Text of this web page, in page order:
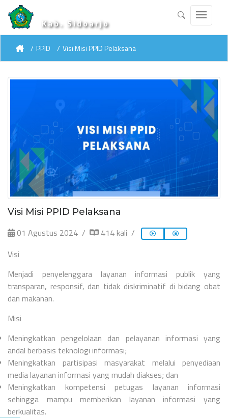
Kab. Sidoarjo
PPID Visi Misi PPID Pelaksana
Visi Misi PPID Pelaksana
01 Agustus 2024
414 kali
Visi
Menjadi penyelenggara layanan informasi publik yang
transparan, responsif, dan tidak diskriminatif di bidang obat
dan makanan.
Misi
Meningkatkan pengelolaan dan pelayanan informasi yang
andal berbasis teknologi informasi;
Meningkatkan partisipasi masyarakat melalui penyediaan
media layanan informasi yang mudah diakses; dan
Meningkatkan kompetensi petugas layanan informasi
sehingga mampu memberikan layanan informasi yang
berkualitas.